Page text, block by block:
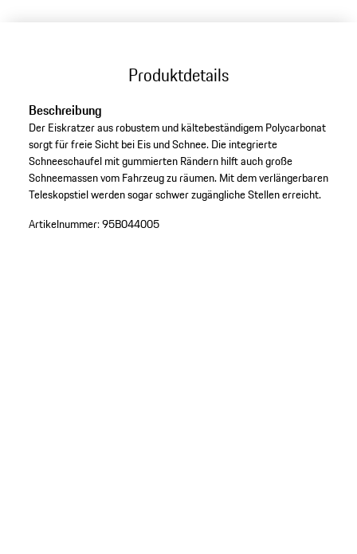
Produktdetails
Beschreibung
Der Eiskratzer aus robustem und kältebeständigem Polycarbonat
sorgt für freie Sicht bei Eis und Schnee. Die integrierte
Schneeschaufel mit gummierten Rändern hilft auch große
Schneemassen vom Fahrzeug zu räumen. Mit dem verlängerbaren
Teleskopstiel werden sogar schwer zugängliche Stellen erreicht.
Artikelnummer:95B044005